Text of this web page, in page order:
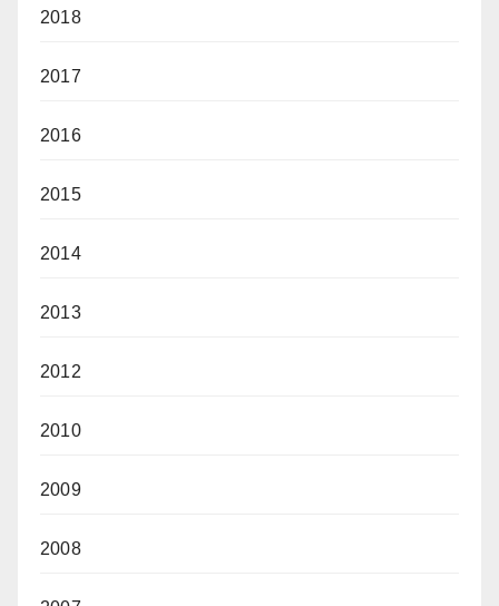
2018
2017
2016
2015
2014
2013
2012
2010
2009
2008